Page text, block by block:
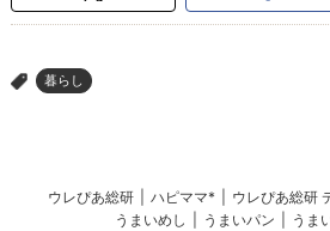
> 暮らし
ウレぴあ総研 ハピママ* ウレぴあ総研
うまいめし
うまいパン うま